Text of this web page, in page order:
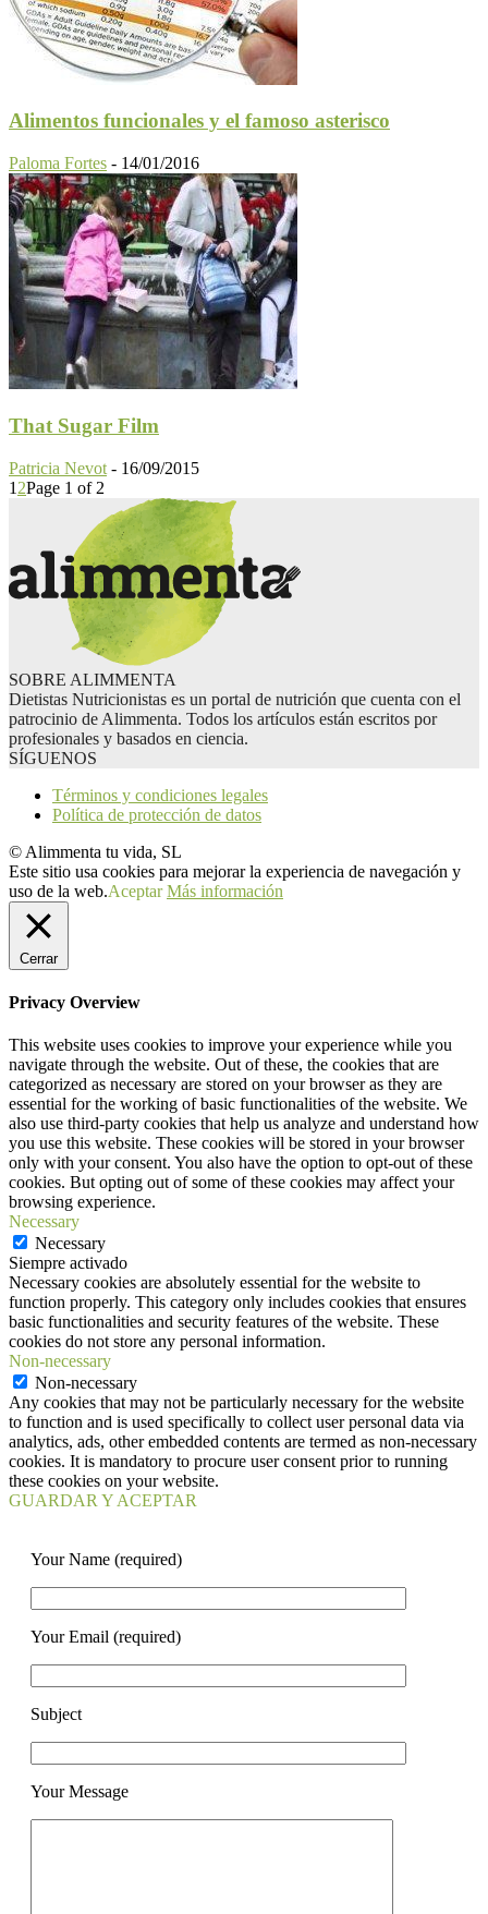
Alimentos funcionales y el famoso asterisco
Paloma Fortes - 14/01/2016
That Sugar Film
Patricia Nevot - 16/09/2015
1 2Page 1 of 2
SOBRE ALIMMENTA
Dietistas Nutricionistas es un portal de nutrición que cuenta con el
patrocinio de Alimmenta. Todos los artículos están escritos por
profesionales y basados en ciencia.
SÍGUENOS
Términos y condiciones legales
Política de protección de datos
© Alimmenta tu vida, SL
Este sitio usa cookies para mejorar la experiencia de navegación y
uso de la web.Aceptar Más información
Cerrar
Privacy Overview
This website uses cookies to improve your experience while you
navigate through the website. Out of these, the cookies that are
categorized as necessary are stored on your browser as they are
essential for the working of basic functionalities of the website. We
also use third-party cookies that help us analyze and understand how
you use this website. These cookies will be stored in your browser
only with your consent. You also have the option to opt-out of these
cookies. But opting out of some of these cookies may affect your
browsing experience.
Necessary
Necessary
Siempre activado
Necessary cookies are absolutely essential for the website to
function properly. This category only includes cookies that ensures
basic functionalities and security features of the website. These
cookies do not store any personal information.
Non-necessary
Non-necessary
Any cookies that may not be particularly necessary for the website
to function and is used specifically to collect user personal data via
analytics, ads, other embedded contents are termed as non-necessary
cookies. It is mandatory to procure user consent prior to running
these cookies on your website.
GUARDAR Y ACEPTAR
Your Name (required)
Your Email (required)
Subject
Your Message